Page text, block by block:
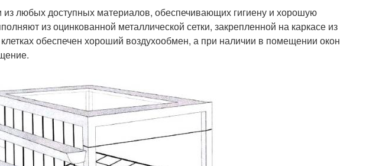
для кур-несушек Клетки на заказ
из любых доступных материалов, обеспечивающих гигиену и хорошую
из оцинкованной металлической сетки, закрепленной на каркасе из
обеспечен хороший воздухообмен, а при наличии в помещении окон